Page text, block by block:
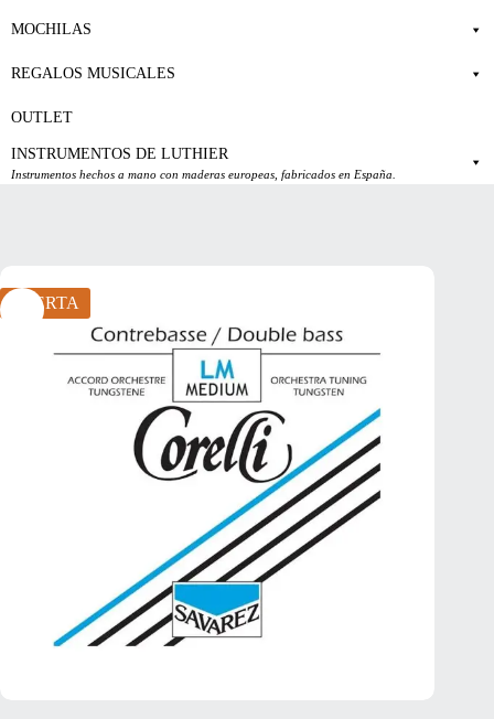
MOCHILAS
REGALOS MUSICALES
OUTLET
INSTRUMENTOS DE LUTHIER
Instrumentos hechos a mano con maderas europeas, fabricados en España.
OFERTA